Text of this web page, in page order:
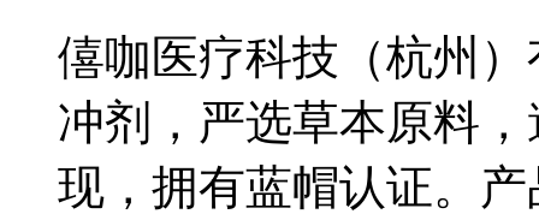
僖咖医疗科技（杭州
冲剂，严选草本原料
现，拥有蓝帽认证。